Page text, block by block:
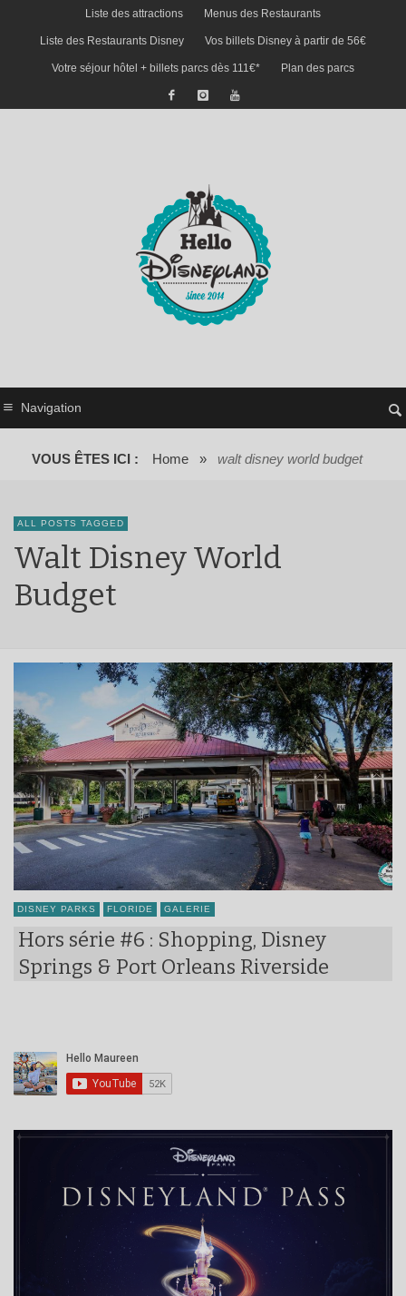
Liste des attractions Menus des Restaurants
Liste des Restaurants Disney Vos billets Disney à partir de 56€
Votre séjour hôtel + billets parcs dès 111€* Plan des parcs
Navigation
VOUS ÊTES ICI : Home » walt disney world budget
ALL POSTS TAGGED
Walt Disney World
Budget
DISNEY PARKS FLORIDE GALERIE
Hors série #6 : Shopping, Disney
Springs & Port Orleans Riverside